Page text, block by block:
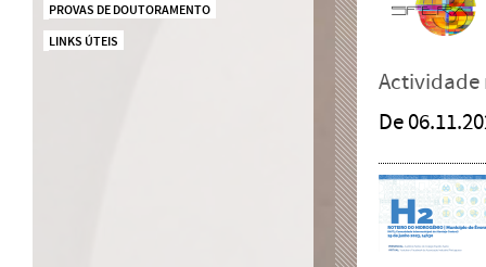
PROVAS DE DOUTORAMENTO
LINKS ÚTEIS
De